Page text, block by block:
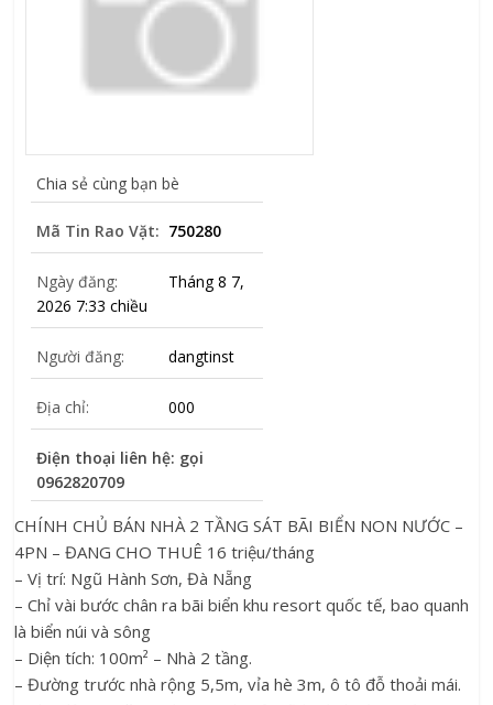
Chia sẻ cùng bạn bè
Mã Tin Rao Vặt: 750280
Ngày đăng:
Tháng 8 7,
2026 7:33 chiều
Người đăng: dangtinst
Địa chỉ: 000
Điện thoại liên hệ: gọi
0962820709
CHÍNH CHỦ BÁN NHÀ 2 TẦNG SÁT BÃI BIỂN NON NƯỚC –
4PN – ĐANG CHO THUÊ 16 triệu/tháng
– Vị trí: Ngũ Hành Sơn, Đà Nẵng
– Chỉ vài bước chân ra bãi biển khu resort quốc tế, bao quanh
là biển núi và sông
– Diện tích: 100m² – Nhà 2 tầng.
– Đường trước nhà rộng 5,5m, vỉa hè 3m, ô tô đỗ thoải mái.